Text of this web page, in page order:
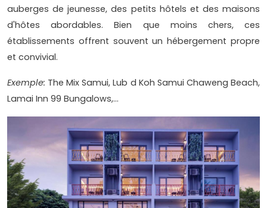
auberges de jeunesse, des petits hôtels et des maisons
d'hôtes abordables. Bien que moins chers, ces
établissements offrent souvent un hébergement propre
et convivial.
Exemple: The Mix Samui, Lub d Koh Samui Chaweng Beach,
Lamai Inn 99 Bungalows,...